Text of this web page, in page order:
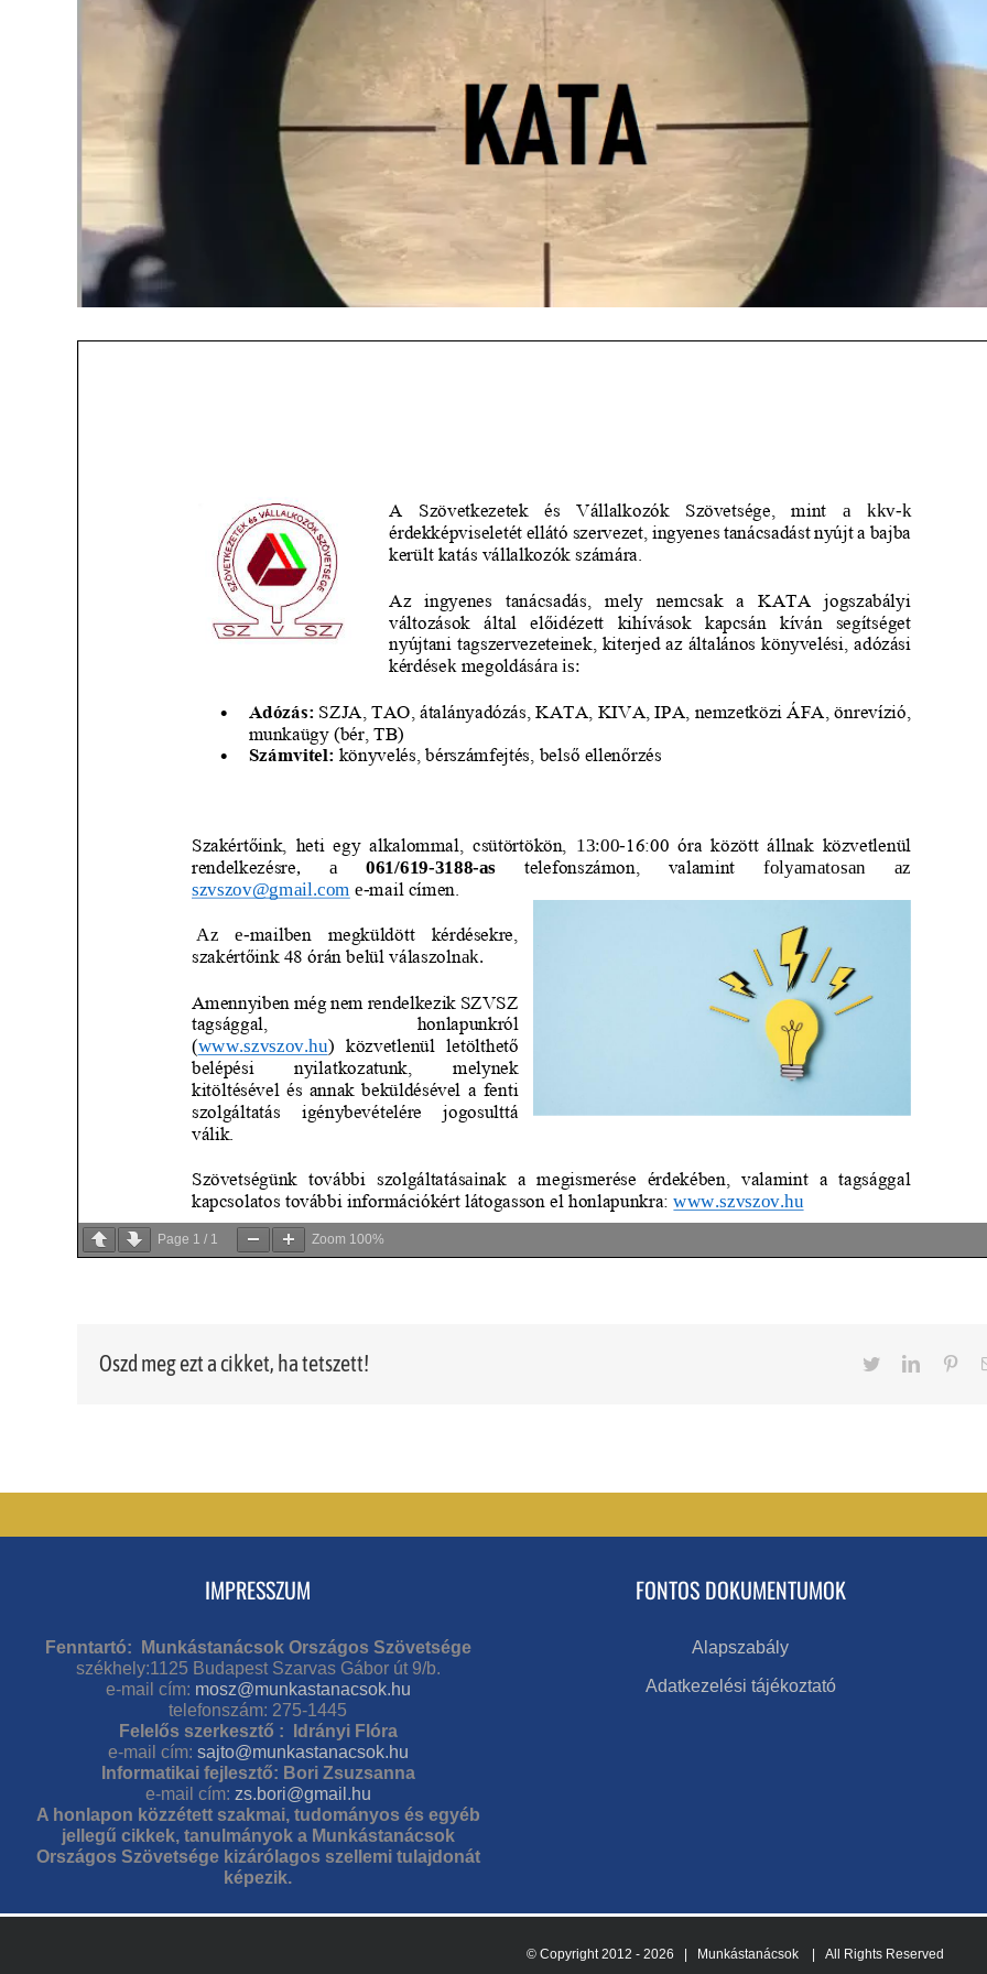
Page 1 / 1 Zoom 100%
Oszd meg ezt a cikket, ha tetszett! TwitterLinkedIn
IMPRESSZUM
Fenntartó: Munkástanácsok Országos Szövetsége
székhely:1125 Budapest Szarvas Gábor út 9/b.
e-mail cím: mosz@munkastanacsok.hu
telefonszám: 275-1445
Felelős szerkesztő : Idrányi Flóra
e-mail cím: sajto@munkastanacsok.hu
Informatikai fejlesztő: Bori Zsuzsanna
e-mail cím: zs.bori@gmail.hu
A honlapon közzétett szakmai, tudományos és egyéb
jellegű cikkek, tanulmányok a Munkástanácsok
Országos Szövetsége kizárólagos szellemi tulajdonát
képezik.
FONTOS DOKUMENTUMOK
Alapszabály
Adatkezelési tájékoztató
© Copyright 2012 - 2026 | Munkástanácsok | All Rights Reserved